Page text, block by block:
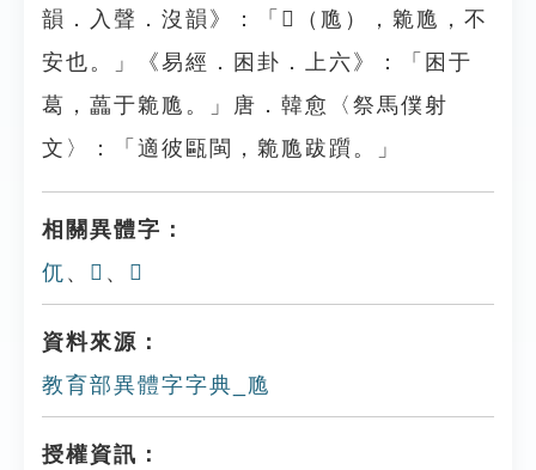
韻．入聲．沒韻》：「𠨜（卼），臲卼，不
安也。」《易經．困卦．上六》：「困于
葛，藟于臲卼。」唐．韓愈〈祭馬僕射
文〉：「適彼甌閩，臲卼跋躓。」
相關異體字：
㐳 、 𠒄 、 𠨜
資料來源：
教育部異體字字典_卼
授權資訊：